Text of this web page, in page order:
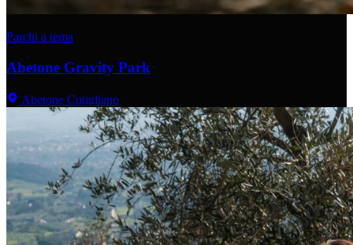
Parchi a tema
Abetone Gravity Park
Abetone Cutigliano